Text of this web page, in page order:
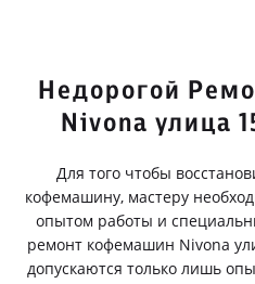
Недорогой
Nivona улица
Для того чтобы
кофемашину, мастеру
опытом работы и
ремонт кофемашин Nivona
допускаются только лишь